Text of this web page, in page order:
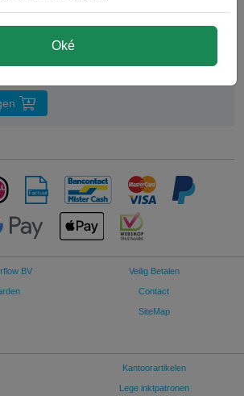
BV Veilig Betalen
Contact
SiteMap
Kantoorartikelen
Lege inktpatronen
Oké